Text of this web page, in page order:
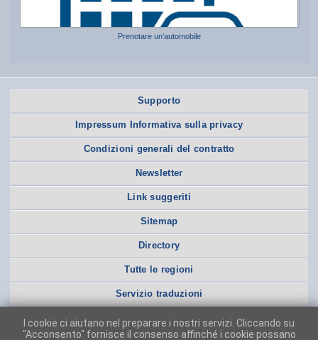
Prenotare un’automobile
Supporto
Impressum Informativa sulla privacy
Condizioni generali del contratto
Newsletter
Link suggeriti
Sitemap
Directory
Tutte le regioni
Servizio traduzioni
I cookie ci aiutano nel preparare i nostri servizi. Cliccando su
"Acconsento" fornisce il consenso affinché i cookie possano